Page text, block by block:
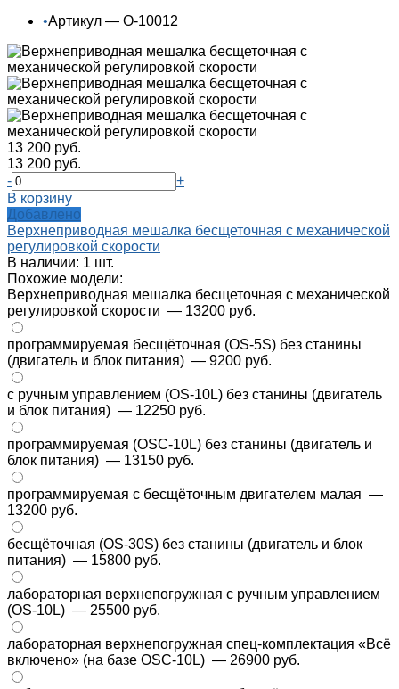
•Артикул — О-10012
13 200 руб.
13 200 руб.
-
+
В корзину
Добавлено
Верхнеприводная мешалка бесщеточная с механической
регулировкой скорости
В наличии: 1 шт.
Похожие модели:
Верхнеприводная мешалка бесщеточная с механической
регулировкой скорости — 13200 руб.
программируемая бесщёточная (OS-5S) без станины
(двигатель и блок питания) — 9200 руб.
с ручным управлением (OS-10L) без станины (двигатель
и блок питания) — 12250 руб.
программируемая (OSC-10L) без станины (двигатель и
блок питания) — 13150 руб.
программируемая с бесщёточным двигателем малая —
13200 руб.
бесщёточная (OS-30S) без станины (двигатель и блок
питания) — 15800 руб.
лабораторная верхнепогружная с ручным управлением
(OS-10L) — 25500 руб.
лабораторная верхнепогружная спец-комплектация «Всё
включено» (на базе OSC-10L) — 26900 руб.